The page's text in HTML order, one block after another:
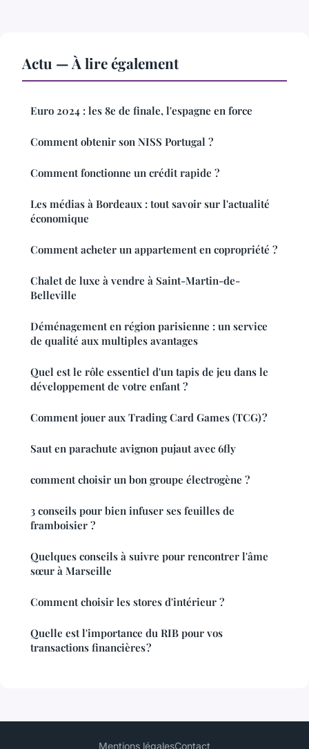
Actu — À lire également
Euro 2024 : les 8e de finale, l'espagne en force
Comment obtenir son NISS Portugal ?
Comment fonctionne un crédit rapide ?
Les médias à Bordeaux : tout savoir sur l'actualité
économique
Comment acheter un appartement en copropriété ?
Chalet de luxe à vendre à Saint-Martin-de-
Belleville
Déménagement en région parisienne : un service
de qualité aux multiples avantages
Quel est le rôle essentiel d'un tapis de jeu dans le
développement de votre enfant ?
Comment jouer aux Trading Card Games (TCG) ?
Saut en parachute avignon pujaut avec 6fly
comment choisir un bon groupe électrogène ?
3 conseils pour bien infuser ses feuilles de
framboisier ?
Quelques conseils à suivre pour rencontrer l'âme
sœur à Marseille
Comment choisir les stores d'intérieur ?
Quelle est l'importance du RIB pour vos
transactions financières ?
Mentions légalesContact